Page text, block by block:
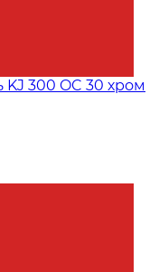
300 OC 30 хром